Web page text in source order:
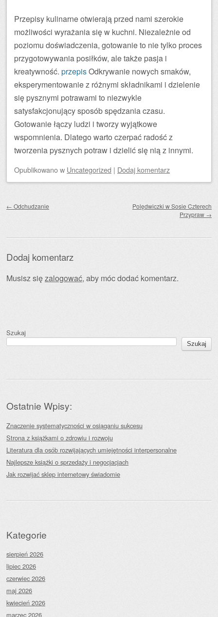
Przepisy kulinarne otwierają przed nami szerokie
możliwości wyrażania się w kuchni. Niezależnie od
poziomu doświadczenia, gotowanie to nie tylko proces
przygotowywania posiłków, ale także pasja i
kreatywność. przepisOdkrywanie nowych smaków,
eksperymentowanie z różnymi składnikami i dzielenie
się pysznymi potrawami to niezwykle
satysfakcjonujący sposób spędzania czasu.
Gotowanie łączy ludzi i tworzy wyjątkowe
wspomnienia. Dlatego warto czerpać radość z
tworzenia pysznych potraw i dzielić się nią z innymi.
Opublikowanow Uncategorized | Dodaj komentarz
← Odchudzanie
Polędwiczki w Sosie Czterech
Przypraw →
Dodaj komentarz
Musisz sięzalogować, aby móc dodać komentarz.
Szukaj
Szukaj
Ostatnie Wpisy:
Znaczenie systematyczności w osiąganiu sukcesu
Strona z książkami o zdrowiu i rozwoju
Literatura dla osób rozwijających umiejętności interpersonalne
Najlepsze książki o sprzedaży i negocjacjach
Jak rozwijać sklep internetowy świadomie
Kategorie
sierpień 2026
lipiec 2026
czerwiec 2026
maj 2026
kwiecień 2026
marzec 2026